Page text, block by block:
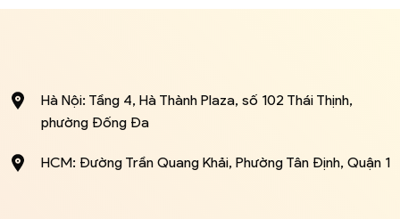
Hà Nội: Tầng 4, Hà Thành Plaza, số 102 Thái Thịnh,
phường Đống Đa
HCM: Đường Trần Quang Khải, Phường Tân Định, Quận 1